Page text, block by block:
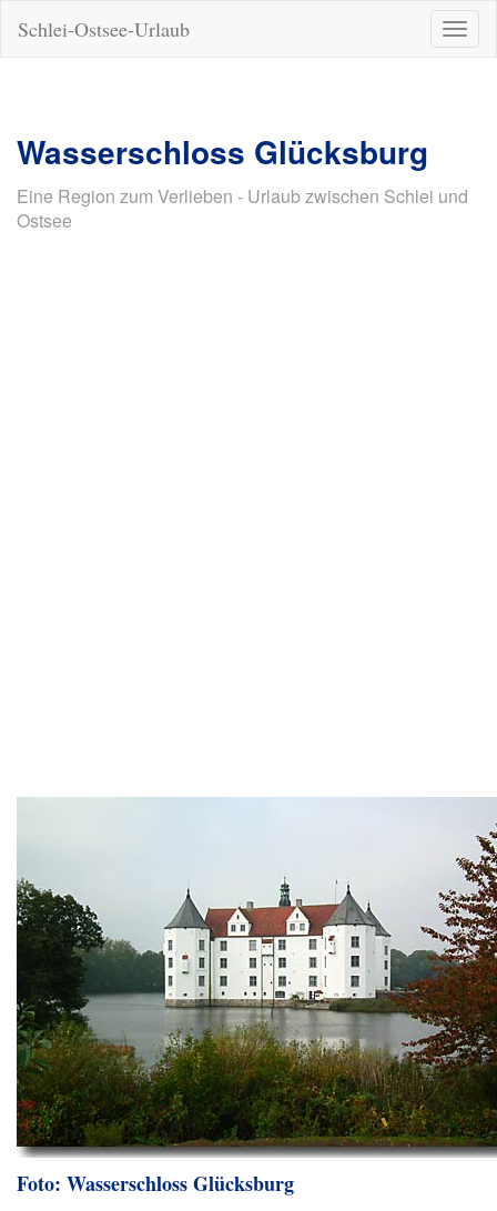
ein-/
Schlei-Ostsee-Urlaub
Wasserschloss Glücksburg
Eine Region zum Verlieben - Urlaub zwischen Schlei und
Ostsee
Foto: Wasserschloss Glücksburg